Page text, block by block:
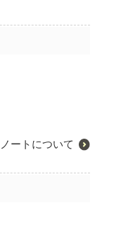
ートについて